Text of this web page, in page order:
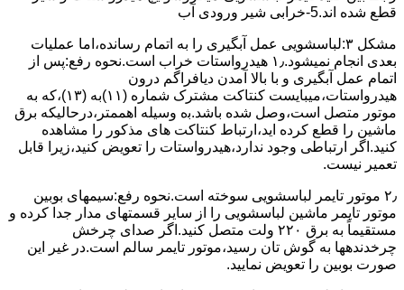
ﻗﻄﻊ ﺷﺪه اند.5-خرابی شیر ورودی آب
مشکل ۳:لباسشویی ﻋﻤﻞ آﺑﮕﯿﺮی را ﺑﻪ اﺗﻤﺎم رﺳﺎﻧﺪه،اﻣﺎ ﻋﻤﻠﯿﺎت
ﺑﻌﺪی اﻧﺠﺎم نمیشود.۱٫ ﻫﯿﺪرواﺳﺘﺎت ﺧﺮاب اﺳﺖ.نحوه رﻓﻊ:ﭘﺲ از
اﺗﻤﺎم عمل آﺑﮕﯿﺮی و ﺑﺎ ﺑﺎﻻ آﻣﺪن دﯾﺎﻓﺮاﮔﻢ درون
ﻫﯿﺪرواﺳﺘﺎت،میبایست ﮐﻨﺘﺎﮐﺖ ﻣﺸﺘﺮک شماره (۱۱)به (۱۳)،ﮐﻪ ﺑﻪ
ﻣﻮﺗﻮر ﻣﺘﺼﻞ اﺳﺖ،وﺻﻞ ﺷﺪه ﺑﺎﺷﺪ.ﺑه وسیله اهممتر،درحالیکه ﺑﺮق
ﻣﺎﺷﯿﻦ را ﻗﻄﻊ کرده اید،ارﺗﺒﺎط ﮐﻨﺘﺎﮐﺖ ﻫﺎی ﻣﺬﮐﻮر را ﻣﺸﺎﻫﺪه
کنید.اﮔﺮ ارﺗﺒﺎطی وجود ندارد،ﻫﯿﺪرواﺳﺘﺎت را ﺗﻌﻮﯾﺾ ﮐﻨﯿﺪ،زﯾﺮا قابل
ﺗﻌﻤﯿﺮ نیست.
۲٫ ﻣﻮﺗﻮر ﺗﺎﯾﻤﺮ لباسشویی ﺳﻮﺧﺘﻪ اﺳﺖ.نحوه رﻓﻊ:سیمهای ﺑﻮﺑﯿﻦ
ﻣﻮﺗﻮر ﺗﺎﯾﻤﺮ ماشین لباسشویی را از ﺳﺎﯾﺮ قسمتهای ﻣﺪار ﺟﺪا کرده و
مستقیماً ﺑﻪ برق ۲۲۰ وﻟﺖ ﻣﺘﺼﻞ کنید.اﮔﺮ ﺻﺪای ﭼﺮﺧﺶ
چرخدندهها به گوش تان رﺳﯿﺪ،ﻣﻮﺗﻮر ﺗﺎﯾﻤﺮ ﺳﺎﻟﻢ اﺳﺖ.در ﻏﯿﺮ اﯾﻦ
ﺻﻮرت ﺑﻮﺑﯿﻦ را ﺗﻌﻮﯾﺾ ﻧﻤﺎﯾﯿﺪ.